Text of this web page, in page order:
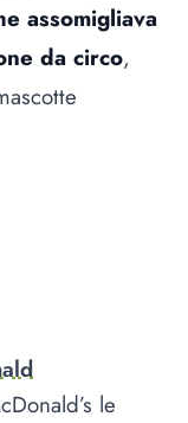
assomigliava
da circo,
le